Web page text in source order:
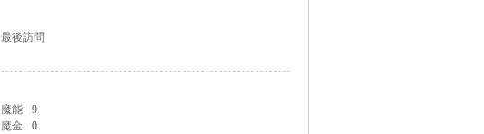
最後訪問
魔能
9
魔金 0